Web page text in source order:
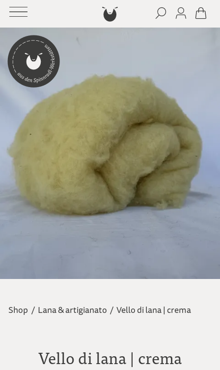
Shop / Lana & artigianato / Vello di lana | crema
Vello di lana | crema